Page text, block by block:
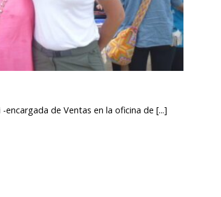
encargada de Ventas en la oficina de [...]